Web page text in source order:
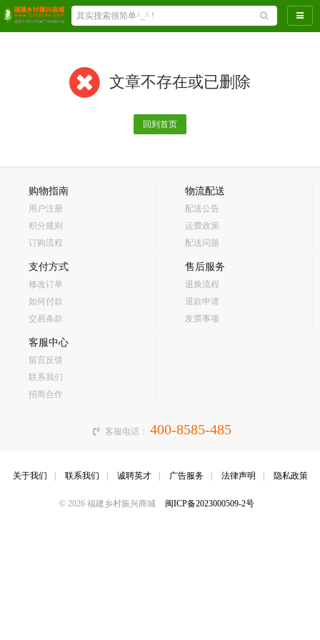
导航
文章不存在或已删除
回到首页
购物指南
用户注册
积分规则
订购流程
物流配送
配送公告
运费政策
配送问题
支付方式
修改订单
如何付款
交易条款
售后服务
退换流程
退款申请
发票事项
客服中心
留言反馈
联系我们
招商合作
客服电话： 400-8585-485
关于我们 | 联系我们 | 诚聘英才 | 广告服务 | 法律声明 | 隐私政策
© 2026 福建乡村振兴商城 闽ICP备2023000509-2号